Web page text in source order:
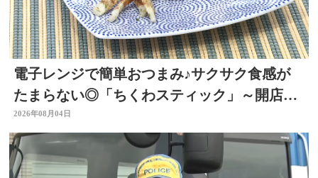
電子レンジで簡単おつまみ♪サクサク食感が
たまらない◎「ちくわスティック」～開店！
キッチン別府ちゃん～
2026年08月04日